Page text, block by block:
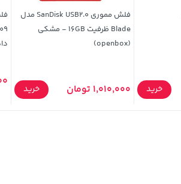
خرید
فلش مموری SanDisk USB2.0 مدل
Blade ظرفیت 16GB - مشکی
(openbox)
1,010,000 تومان خرید